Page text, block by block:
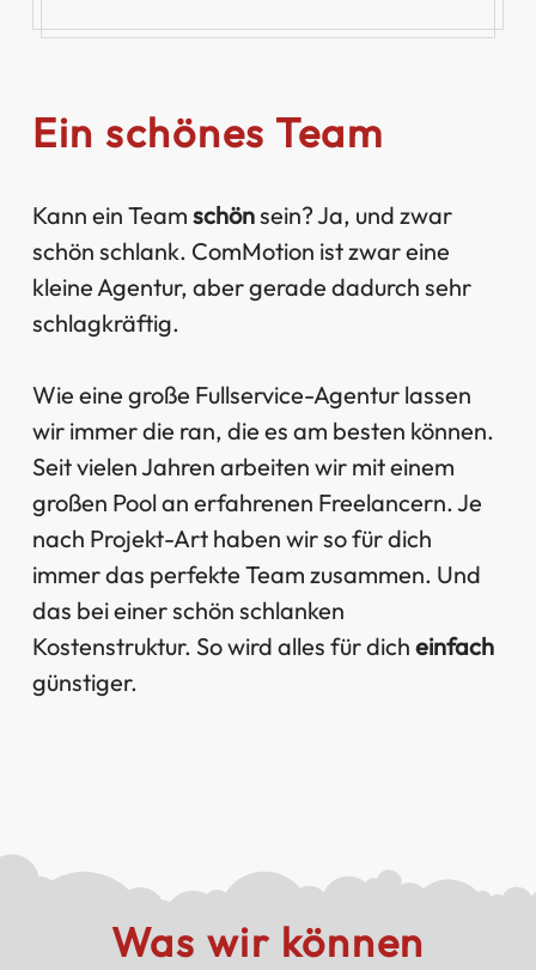
Ein schönes Team
Kann ein Team schönsein? Ja, und zwar
schön schlank. ComMotion ist zwar eine
kleine Agentur, aber gerade dadurch sehr
schlagkräftig.
Wie eine große Fullservice-Agentur lassen
wir immer die ran, die es am besten können.
Seit vielen Jahren arbeiten wir mit einem
großen Pool an erfahrenen Freelancern. Je
nach Projekt-Art haben wir so für dich
immer das perfekte Team zusammen. Und
das bei einer schön schlanken
Kostenstruktur. So wird alles für dich einfach
günstiger.
Was wir können